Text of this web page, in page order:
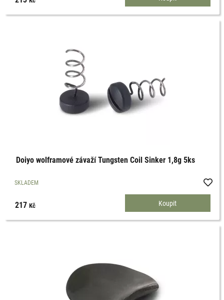
Doiyo wolframové závaží Tungsten Coil Sinker 1,8g 5ks
SKLADEM
217Kč